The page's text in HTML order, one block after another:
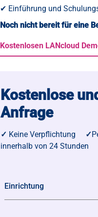
✔ Einführung und
Noch nicht bereit für eine
Kostenlosen LANcloud
Kostenlose
Anfrage
✓ Keine Verpflichtung ✓
innerhalb von 24 Stunden
Einrichtung